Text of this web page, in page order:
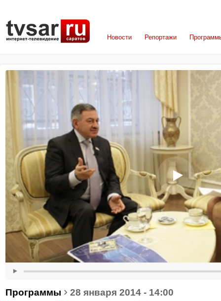
Новости Репортажи
Программы › 28 января 2014 - 14:00